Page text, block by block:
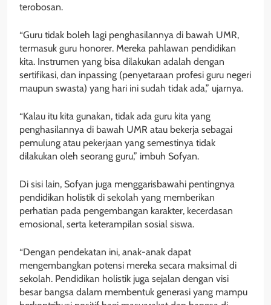
terobosan.
“Guru tidak boleh lagi penghasilannya di bawah UMR,
termasuk guru honorer. Mereka pahlawan pendidikan
kita. Instrumen yang bisa dilakukan adalah dengan
sertifikasi, dan inpassing (penyetaraan profesi guru negeri
maupun swasta) yang hari ini sudah tidak ada,” ujarnya.
“Kalau itu kita gunakan, tidak ada guru kita yang
penghasilannya di bawah UMR atau bekerja sebagai
pemulung atau pekerjaan yang semestinya tidak
dilakukan oleh seorang guru,” imbuh Sofyan.
Di sisi lain, Sofyan juga menggarisbawahi pentingnya
pendidikan holistik di sekolah yang memberikan
perhatian pada pengembangan karakter, kecerdasan
emosional, serta keterampilan sosial siswa.
“Dengan pendekatan ini, anak-anak dapat
mengembangkan potensi mereka secara maksimal di
sekolah. Pendidikan holistik juga sejalan dengan visi
besar bangsa dalam membentuk generasi yang mampu